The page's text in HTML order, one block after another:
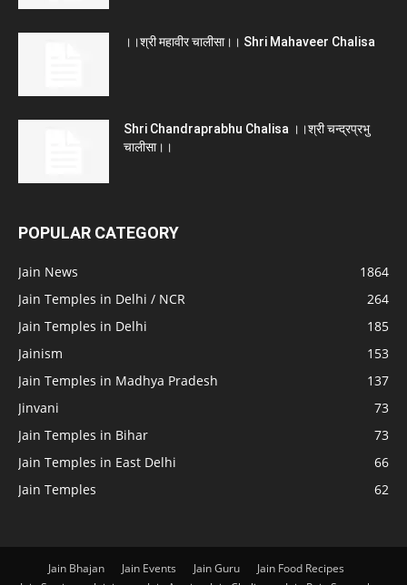
।।श्री महावीर चालीसा।। Shri Mahaveer Chalisa
Shri Chandraprabhu Chalisa ।।श्री चन्द्रप्रभु
चालीसा।।
POPULAR CATEGORY
Jain News
1864
Jain Temples in Delhi / NCR
264
Jain Temples in Delhi
185
Jainism
153
Jain Temples in Madhya Pradesh
137
Jinvani
73
Jain Temples in Bihar
73
Jain Temples in East Delhi
66
Jain Temples
62
Jain Bhajan Jain Events Jain Guru
Jain Food Recipes